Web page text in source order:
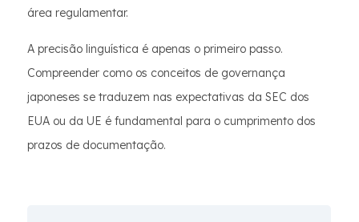
área regulamentar.
A precisão linguística é apenas o primeiro passo.
Compreender como os conceitos de governança
japoneses se traduzem nas expectativas da SEC dos
EUA ou da UE é fundamental para o cumprimento dos
prazos de documentação.